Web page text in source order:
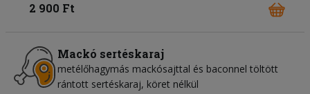
2 900 Ft
Mackó sertéskaraj
metélőhagymás mackósajttal és baconnel töltött
rántott sertéskaraj, köret nélkül